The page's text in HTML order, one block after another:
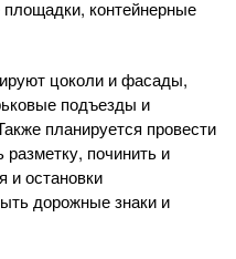
контейнерные
цоколи и фасады,
подъезды и
планируется провести
починить и
и остановки
дорожные знаки и